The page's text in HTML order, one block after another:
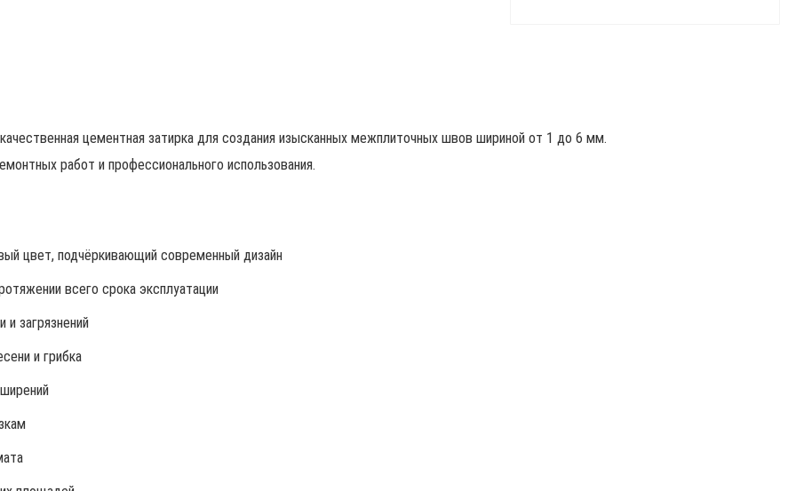
цементная затирка для создания изысканных межплиточных швов шириной от 1 до 6 мм.
работ и профессионального использования.
цвет, подчёркивающий современный дизайн
всего срока эксплуатации
загрязнений
и грибка